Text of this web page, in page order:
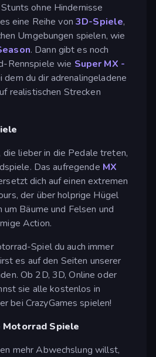
ohne Hindernisse
eine Reihe von 3D-Spiele,
Umgebungen spielen, wie
. Dann gibt es noch
Rennspiele wie Super MX -
dem du dir adrenalingeladene
realistischen Strecken
die lieber in die Pedale treten,
Das aufregende MX
dich auf einen extremen
der über holprige Hügel
um Bäume und Felsen und
Action.
Spiel du auch immer
es auf den Seiten unserer
Ob 2D, 3D, Online oder
sie alle kostenlos in
bei CrazyGames spielen!
Spiele
mehr Abwechslung willst,